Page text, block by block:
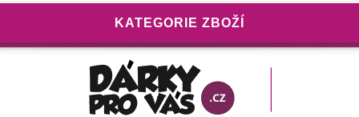
KATEGORIE ZBOŽÍ